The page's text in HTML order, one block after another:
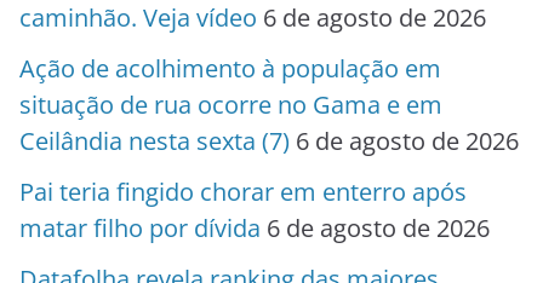
caminhão. Veja vídeo 6 de agosto de 2026
Ação de acolhimento à população em
situação de rua ocorre no Gama e em
Ceilândia nesta sexta (7) 6 de agosto de 2026
Pai teria fingido chorar em enterro após
matar filho por dívida 6 de agosto de 2026